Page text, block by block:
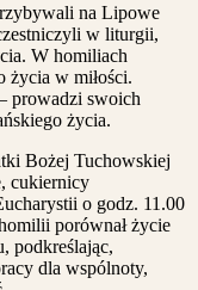
na Lipowe
w liturgii,
W homiliach
życia w miłości.
prowadzi swoich
życia.
Bożej Tuchowskiej
cukiernicy
o godz. 11.00
porównał życie
podkreślając,
dla wspólnoty,